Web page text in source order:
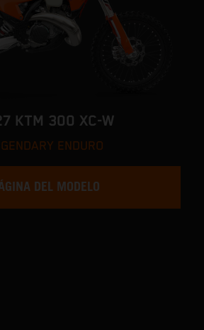
KTM 300 XC-W
ENDURO
DEL MODELO